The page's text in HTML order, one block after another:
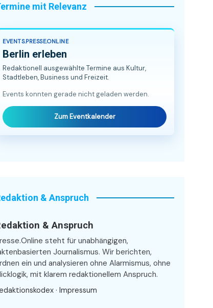
mit Relevanz
EVENTS.PRESSE.ONLINE
Berlin erleben
Redaktionell ausgewählte Termine aus Kultur,
Stadtleben, Business und Freizeit.
Events konnten gerade nicht geladen werden.
Zum Eventkalender
& Anspruch
& Anspruch
steht für unabhängigen,
Journalismus. Wir berichten,
ein und analysieren ohne Alarmismus, ohne
mit klarem redaktionellem Anspruch.
· Impressum